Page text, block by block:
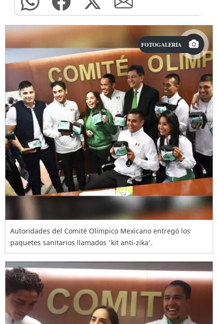
FOTOGALERÍA
Autoridades del Comité Olímpico Mexicano entregó los
paquetes sanitarios llamados 'kit anti-zika'.